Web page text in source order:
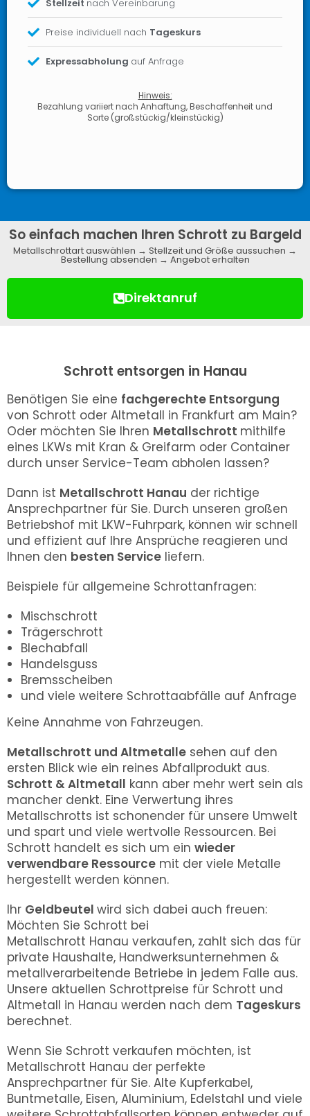
Stellzeit nach Vereinbarung
Preise individuell nach Tageskurs
Expressabholung auf Anfrage
Hinweis:
Bezahlung variiert nach Anhaftung, Beschaffenheit und
Sorte (großstückig/kleinstückig)
So einfach machen Ihren Schrott zu Bargeld
Metallschrottart auswählen → Stellzeit und Größe aussuchen →
Bestellung absenden → Angebot erhalten
Direktanruf
Schrott entsorgen in Hanau
Benötigen Sie eine fachgerechte Entsorgung
von Schrott oder Altmetall in Frankfurt am Main?
Oder möchten Sie Ihren Metallschrott mithilfe
eines LKWs mit Kran & Greifarm oder Container
durch unser Service-Team abholen lassen?
Dann ist Metallschrott Hanau der richtige
Ansprechpartner für Sie. Durch unseren großen
Betriebshof mit LKW-Fuhrpark, können wir schnell
und effizient auf Ihre Ansprüche reagieren und
Ihnen den besten Service liefern.
Beispiele für allgemeine Schrottanfragen:
Mischschrott
Trägerschrott
Blechabfall
Handelsguss
Bremsscheiben
und viele weitere Schrottaabfälle auf Anfrage
Keine Annahme von Fahrzeugen.
Metallschrott und Altmetalle sehen auf den
ersten Blick wie ein reines Abfallprodukt aus.
Schrott & Altmetall kann aber mehr wert sein als
mancher denkt. Eine Verwertung ihres
Metallschrotts ist schonender für unsere Umwelt
und spart und viele wertvolle Ressourcen. Bei
Schrott handelt es sich um ein wieder
verwendbare Ressource mit der viele Metalle
hergestellt werden können.
Ihr Geldbeutel wird sich dabei auch freuen:
Möchten Sie Schrott bei
Metallschrott Hanau verkaufen, zahlt sich das für
private Haushalte, Handwerksunternehmen &
metallverarbeitende Betriebe in jedem Falle aus.
Unsere aktuellen Schrottpreise für Schrott und
Altmetall in Hanau werden nach dem Tageskurs
berechnet.
Wenn Sie Schrott verkaufen möchten, ist
Metallschrott Hanau der perfekte
Ansprechpartner für Sie. Alte Kupferkabel,
Buntmetalle, Eisen, Aluminium, Edelstahl und viele